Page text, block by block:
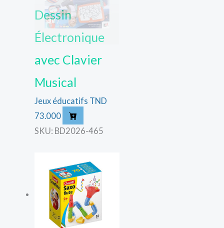
Dessin
Électronique
avec Clavier
Musical
Jeux éducatifs TND
73.000
SKU: BD2026-465